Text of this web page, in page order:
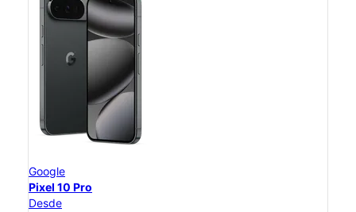
Google
Pixel 10 Pro
Desde